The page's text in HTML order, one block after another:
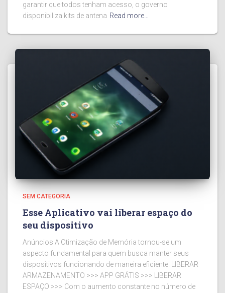
garantir que todos tenham acesso, o governo
disponibiliza kits de antena Read more…
SEM CATEGORIA
Esse Aplicativo vai liberar espaço do
seu dispositivo
Anúncios A Otimização de Memória tornou-se um
aspecto fundamental para quem busca manter seus
dispositivos funcionando de maneira eficiente. LIBERAR
ARMAZENAMENTO >>> APP GRÁTIS >>> LIBERAR
ESPAÇO >>> Com o aumento constante no número de